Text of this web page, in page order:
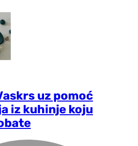
uz pomoć
iz kuhinje koju